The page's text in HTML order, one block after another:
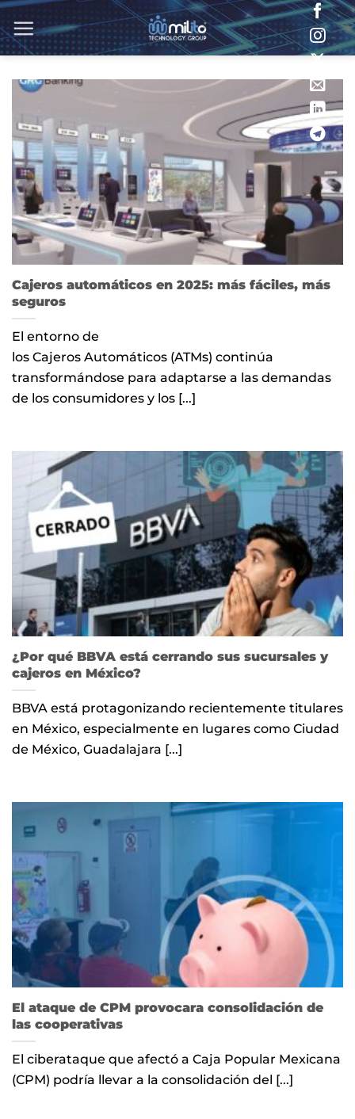
Saltar
al
contenido
Cajeros automáticos en 2025: más fáciles, más
seguros
El entorno de
los Cajeros Automáticos (ATMs) continúa
transformándose para adaptarse a las demandas
de los consumidores y los [...]
¿Por qué BBVA está cerrando sus sucursales y
cajeros en México?
BBVA está protagonizando recientemente titulares
en México, especialmente en lugares como Ciudad
de México, Guadalajara [...]
El ataque de CPM provocara consolidación de
las cooperativas
El ciberataque que afectó a Caja Popular Mexicana
(CPM) podría llevar a la consolidación del [...]